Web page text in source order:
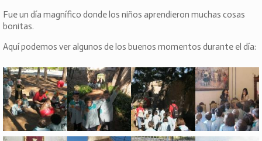
Fue un día magnífico donde los niños aprendieron muchas cosas
bonitas.
Aquí podemos ver algunos de los buenos momentos durante el día: